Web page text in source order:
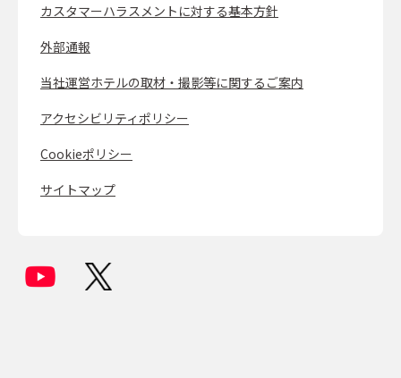
カスタマーハラスメントに対する基本方針
外部通報
当社運営ホテルの取材・撮影等に関するご案内
アクセシビリティポリシー
Cookieポリシー
サイトマップ